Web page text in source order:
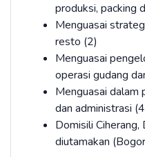
produksi, packing
Menguasai
resto (2)
Menguasai
operasi gudang
Menguasai dalam
dan administrasi
Domisili Ciherang,
diutamakan